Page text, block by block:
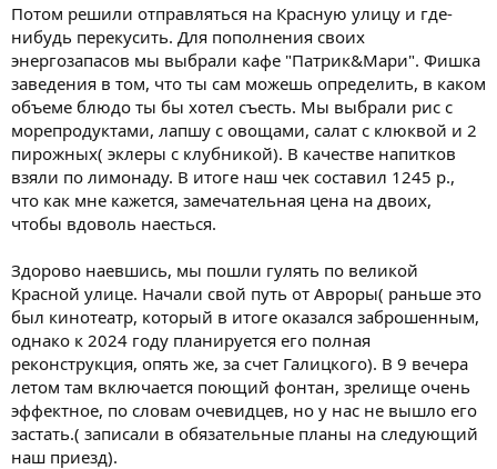
Потом решили отправляться на Красную улицу и где-
нибудь перекусить. Для пополнения своих
энергозапасов мы выбрали кафе "Патрик&Мари". Фишка
заведения в том, что ты сам можешь определить, в каком
объеме блюдо ты бы хотел съесть. Мы выбрали рис с
морепродуктами, лапшу с овощами, салат с клюквой и 2
пирожных( эклеры с клубникой). В качестве напитков
взяли по лимонаду. В итоге наш чек составил 1245 р.,
что как мне кажется, замечательная цена на двоих,
чтобы вдоволь наесться.
Здорово наевшись, мы пошли гулять по великой
Красной улице. Начали свой путь от Авроры( раньше это
был кинотеатр, который в итоге оказался заброшенным,
однако к 2024 году планируется его полная
реконструкция, опять же, за счет Галицкого). В 9 вечера
летом там включается поющий фонтан, зрелище очень
эффектное, по словам очевидцев, но у нас не вышло его
застать.( записали в обязательные планы на следующий
наш приезд).